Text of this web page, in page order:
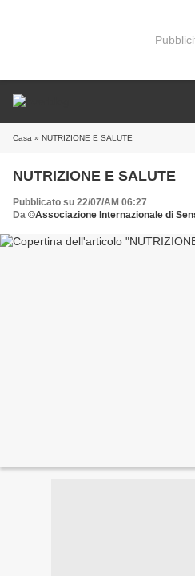
Casa » NUTRIZIONE E SALUTE
NUTRIZIONE E SALUTE
Pubblicato su 22/07/AM 06:27
Da ©Associazione Internazionale di Sensibilizzazione e Prevenzione delle Patologie